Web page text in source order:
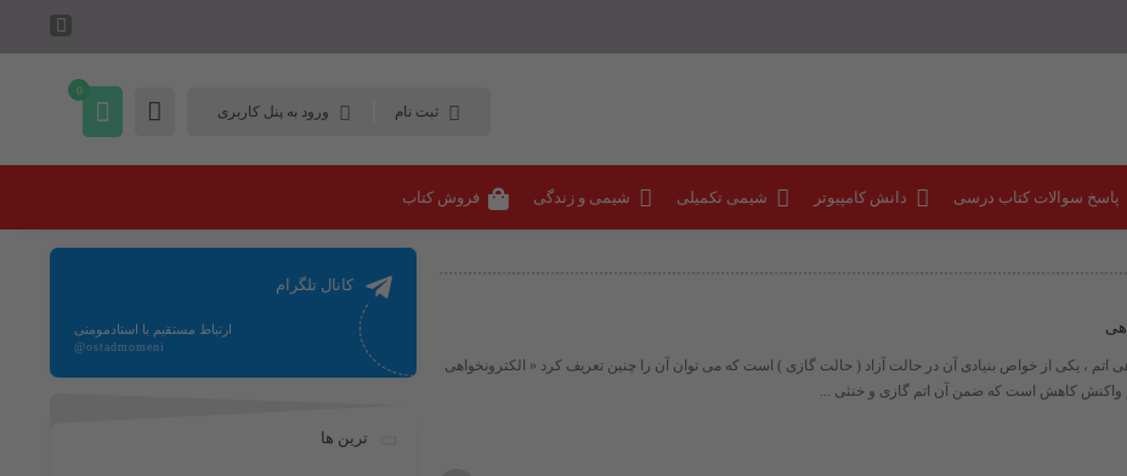
ثبت نام ورود به پنل کاربری
0
پاسخ سوالات کتاب درسی دانش کامپیوتر شیمی تکمیلی شیمی و زندگی فروش کتاب
اتم ، یکی از خواص بنیادی آن در حالت آزاد ( حالت گازی ) است که می توان آن را چنین تعریف کرد « الکترونخواهی
واکنش کاهش است که ضمن آن اتم گازی و خنثی ...
کانال تلگرام
ارتباط مستقیم با استادمومنی
@ostadmomeni
ترین ها